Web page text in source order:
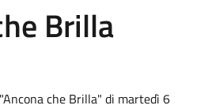
Brilla
che Brilla" di martedì 6